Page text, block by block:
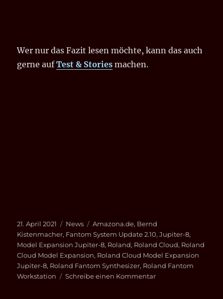
Wer nur das Fazit lesen möchte, kann das auch
gerne aufTest & Stories machen.
Veröffentlicht
am
21. April 2021 Kategorien
News Schlagwörter
Amazona.de, Bernd
Kistenmacher, Fantom System Update 2.10,Jupiter-8,
Model Expansion Jupiter-8, Roland, Roland Cloud, Roland
Cloud Model Expansion, Roland Cloud Model Expansion
Jupiter-8, Roland Fantom Synthesizer, Roland Fantom
Workstation
Schreibe einen Kommentarzu